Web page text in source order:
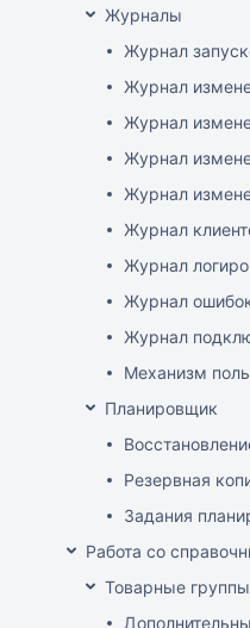
Журналы
Журнал
Журнал
Журнал
Журнал
Журнал
Журнал
Журнал
Журнал
Журнал
Механизм
Планировщик
Резервная
Задания
Работа со
Товарные группы